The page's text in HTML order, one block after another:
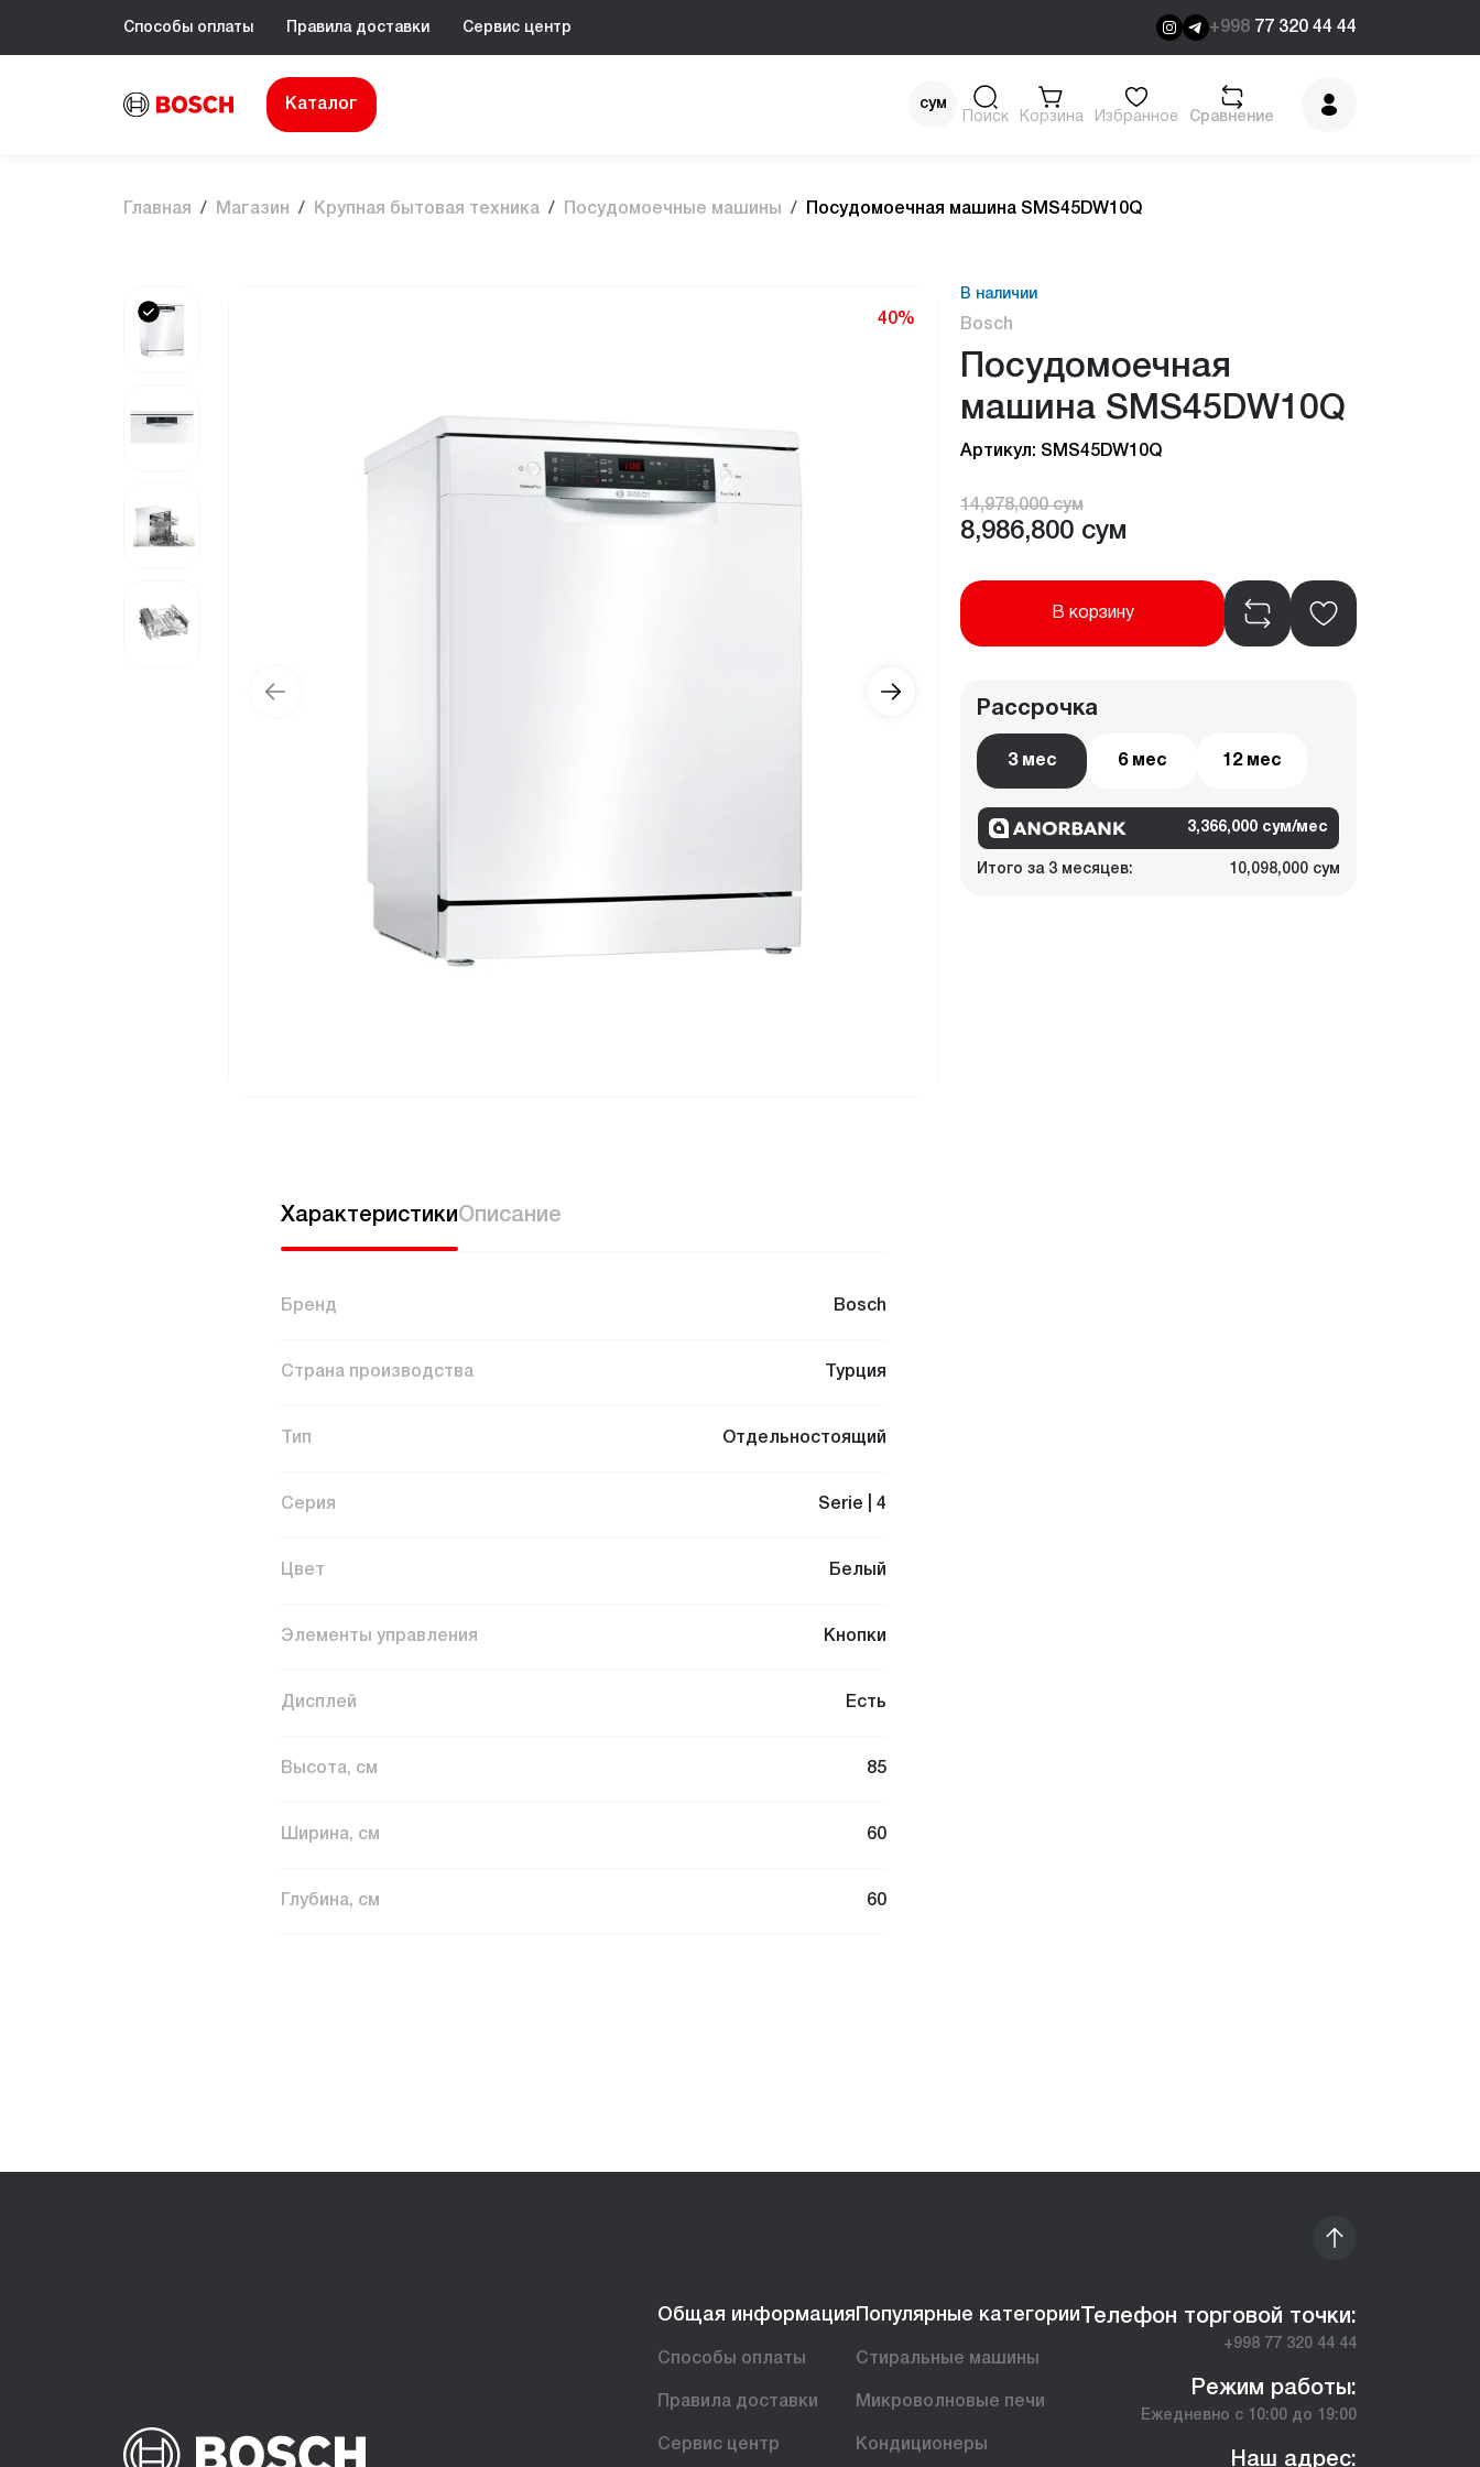
Способы оплаты Правила доставки Сервис центр +998 77 320 44 44
Каталог сум
Поиск Корзина Избранное Сравнение
Главная Магазин Крупная бытовая техника Посудомоечные машины Посудомоечная машина SMS45DW10Q
40%
В наличии
Bosch
Посудомоечная
машина SMS45DW10Q
Артикул: SMS45DW10Q
14,978,000 сум
8,986,800 сум
В корзину
Рассрочка
3 мес 6 мес 12 мес
3,366,000 сум/мес
Итого за 3 месяцев: 10,098,000 сум
ХарактеристикиОписание
Бренд Bosch
Страна производства Турция
Тип Отдельностоящий
Серия Serie | 4
Цвет Белый
Элементы управления Кнопки
Дисплей Есть
Высота, см 85
Ширина, см 60
Глубина, см 60
Общая информация
Способы оплаты
Правила доставки
Сервис центр
Популярные категории
Стиральные машины
Микроволновые печи
Кондиционеры
Телефон торговой точки:
+998 77 320 44 44
Режим работы:
Ежедневно с 10:00 до 19:00
Наш адрес: